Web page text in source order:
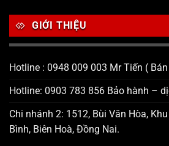
GIỚI THIỆU
Hotline : 0948 009 003 Mr Tiến (
Hotline: 0903 783 856 Bảo hành –
Chi nhánh 2: 1512, Bùi Văn Hòa,
Bình, Biên Hoà, Đồng Nai.